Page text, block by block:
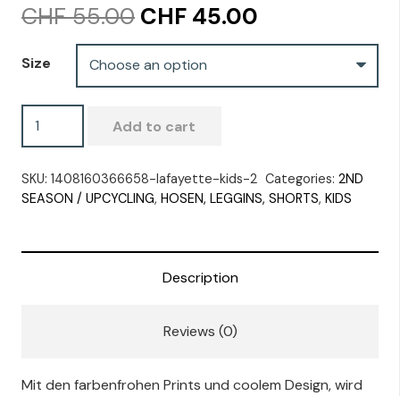
CHF55.00 Original
price
was:
CHF 55.00.
CHF 45.00
price
CHF 45.00.
Size
Ice
Add to cart
SKU: 1408160366658-lafayette-kids-2 Categories: 2ND
SEASON / UPCYCLING, HOSEN, LEGGINS, SHORTS, KIDS
Description
Reviews (0)
Mit den farbenfrohen Prints und coolem Design, wird